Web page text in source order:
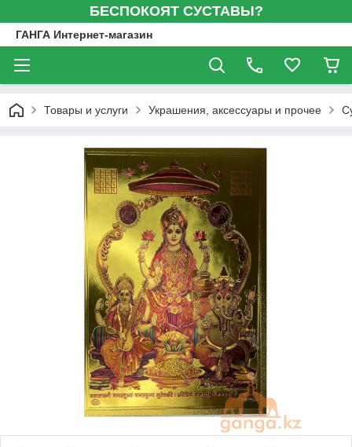
БЕСПОКОЯТ СУСТАВЫ?
ГАНГА Интернет-магазин
Товары и услуги Украшения, аксессуары и прочее